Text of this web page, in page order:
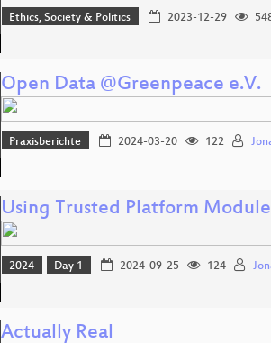
Ethics, Society & Politics 2023-12-29
Open Data @Greenpeace e.V.
Praxisberichte 2024-03-20 122
Using Trusted Platform
2024 Day 1 2024-09-25 124
Actually Real